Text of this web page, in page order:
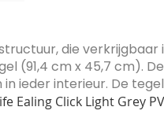
die verkrijgbaar
(91,4 cm x 45,7 cm).
ieder interieur. De
Ealing Click Light Grey